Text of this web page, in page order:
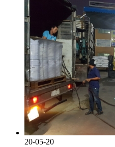
20-05-20